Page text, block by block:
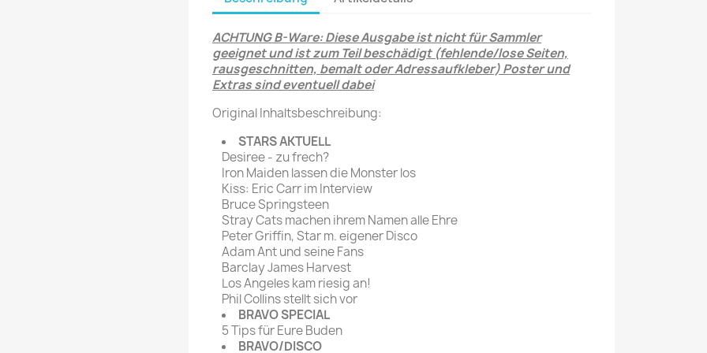
Mare
MERIAN
Garten
selber machen
TAGES &
WOCHENZEITUNGEN
Bildzeitung
Frankfurter Allgemeine
Magazin
Frankfurter Illustrierte
Sonstige
ACHTUNG B-Ware: Diese Ausgabe ist nicht für Sammler
geeignet und ist zum Teil beschädigt (fehlende/lose Seiten,
rausgeschnitten, bemalt oder Adressaufkleber) Poster und
Extras sind eventuell dabei
Original Inhaltsbeschreibung:
STARS AKTUELL
Desiree - zu frech?
Iron Maiden lassen die Monster los
Kiss: Eric Carr im Interview
Bruce Springsteen
Stray Cats machen ihrem Namen alle Ehre
Peter Griffin, Star m. eigener Disco
Adam Ant und seine Fans
Barclay James Harvest
Los Angeles kam riesig an!
Phil Collins stellt sich vor
BRAVO SPECIAL
5 Tips für Eure Buden
BRAVO/DISCO